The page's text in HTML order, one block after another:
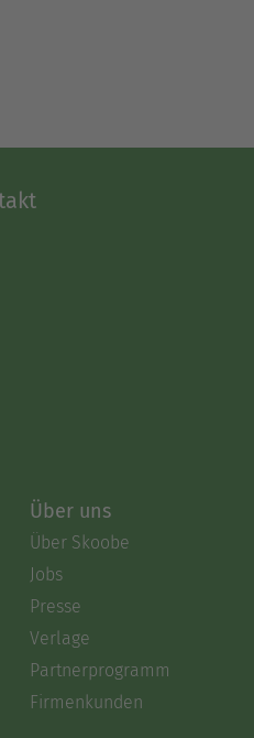
Über uns
Über Skoobe
Jobs
Presse
Verlage
Partnerprogramm
Firmenkunden